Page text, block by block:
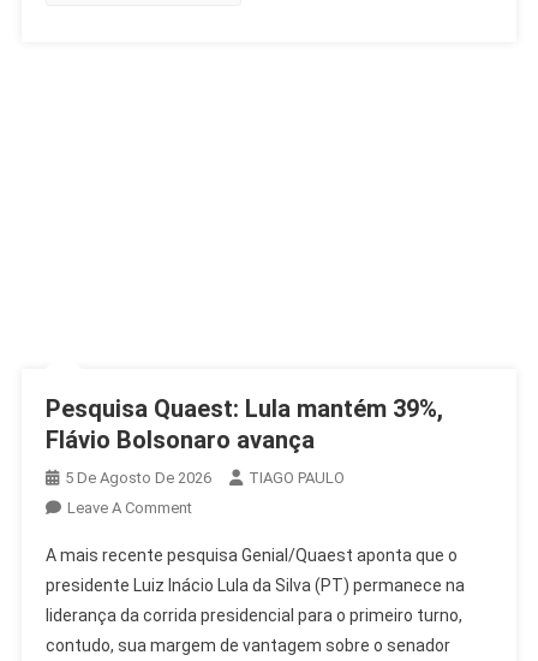
Pesquisa Quaest: Lula mantém 39%,
Flávio Bolsonaro avança
5 De Agosto De 2026
TIAGO PAULO
Leave A CommentOn
Quaest:
Lula
Mantém
39%,
A mais recente pesquisa Genial/Quaest aponta que o
presidente Luiz Inácio Lula da Silva (PT) permanece na
liderança da corrida presidencial para o primeiro turno,
contudo, sua margem de vantagem sobre o senador